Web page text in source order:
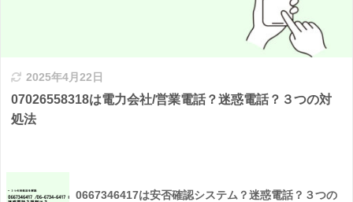
2025年4月22日
07026558318は電力会社/営業電話？迷惑電話？３つの対
処法
0667346417は安否確認システム？迷惑電話？３つの